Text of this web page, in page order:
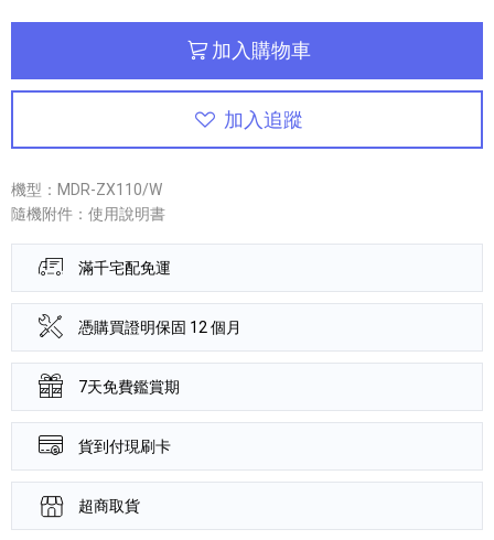
加入購物車
加入追蹤
機型：MDR-ZX110/W
隨機附件：使用說明書
滿千宅配免運
憑購買證明保固 12 個月
7天免費鑑賞期
貨到付現刷卡
超商取貨